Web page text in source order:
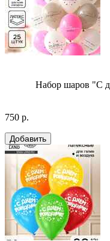
Набор шаров "С
750 р.